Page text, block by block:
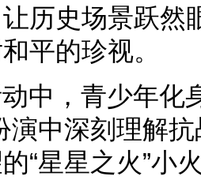
历史场景跃然
平的珍视。
中，青少年化
演中深刻理解
“星星之火”小